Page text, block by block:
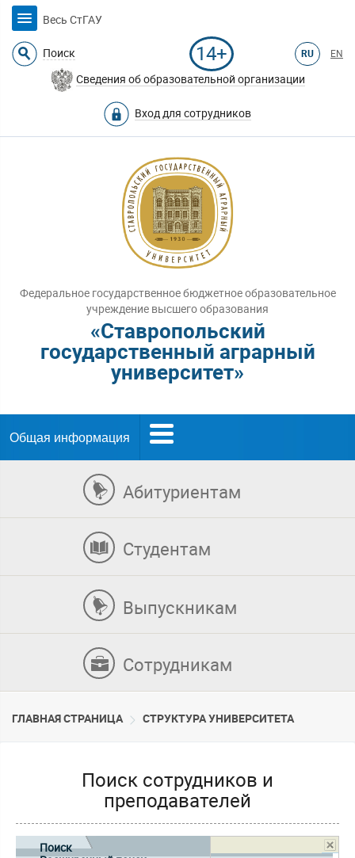
Весь СтГАУ
Поиск 14+ RU EN
Сведения об образовательной организации
Вход для сотрудников
Федеральное государственное бюджетное образовательное
учреждение высшего образования
«Ставропольский
государственный аграрный
университет»
Общая информация
Абитуриентам
Студентам
Выпускникам
Сотрудникам
ГЛАВНАЯ СТРАНИЦА CТРУКТУРА УНИВЕРСИТЕТА
Поиск сотрудников и
преподавателей
Поиск